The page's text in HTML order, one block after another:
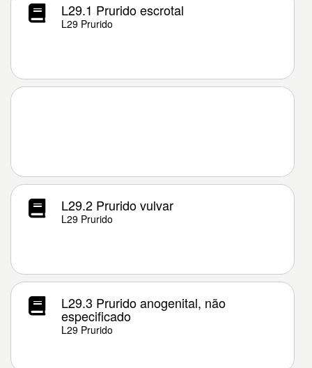
L29.1 Prurido escrotal
L29 Prurido
L29.2 Prurido vulvar
L29 Prurido
L29.3 Prurido anogenital, não
especificado
L29 Prurido